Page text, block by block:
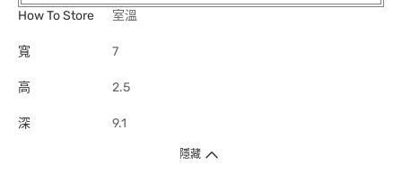
How To Store
室溫
寬 7
高 2.5
深 9.1
隱藏